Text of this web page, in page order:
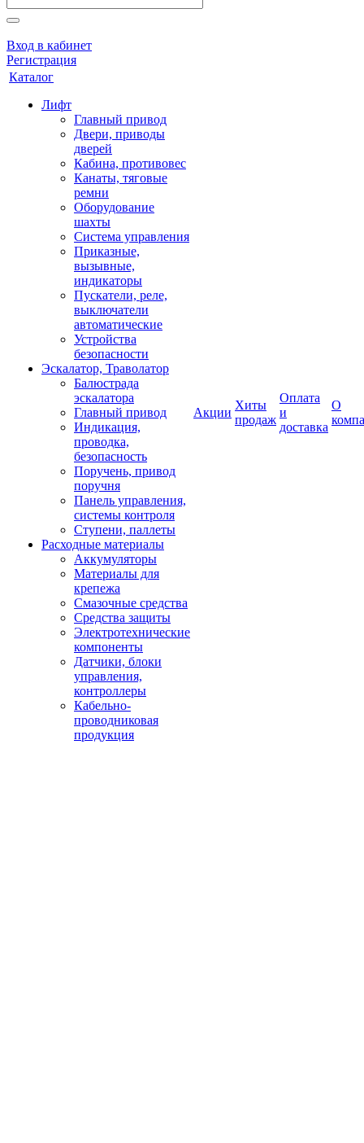
Вход в кабинет
Регистрация
Каталог
Лифт
Главный привод
Двери, приводы
дверей
Кабина, противовес
Канаты, тяговые
ремни
Оборудование
шахты
Система управления
Приказные,
вызывные,
индикаторы
Пускатели, реле,
выключатели
автоматические
Устройства
безопасности
Эскалатор, Траволатор
Балюстрада
эскалатора
Главный привод
Индикация,
проводка,
безопасность
Поручень, привод
поручня
Панель управления,
системы контроля
Ступени, паллеты
Расходные материалы
Аккумуляторы
Материалы для
крепежа
Смазочные средства
Средства защиты
Электротехнические
компоненты
Датчики, блоки
управления,
контроллеры
Кабельно-
проводниковая
продукция
Акции
Хиты
продаж
Оплата
и
доставка
О